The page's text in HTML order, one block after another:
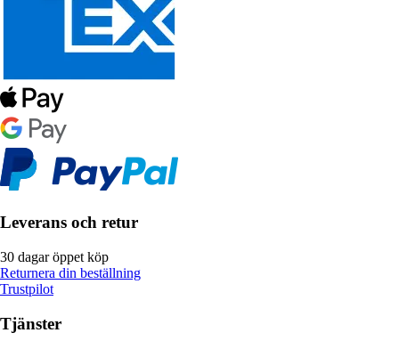
Leverans och retur
30 dagar öppet köp
Returnera din beställning
Trustpilot
Tjänster